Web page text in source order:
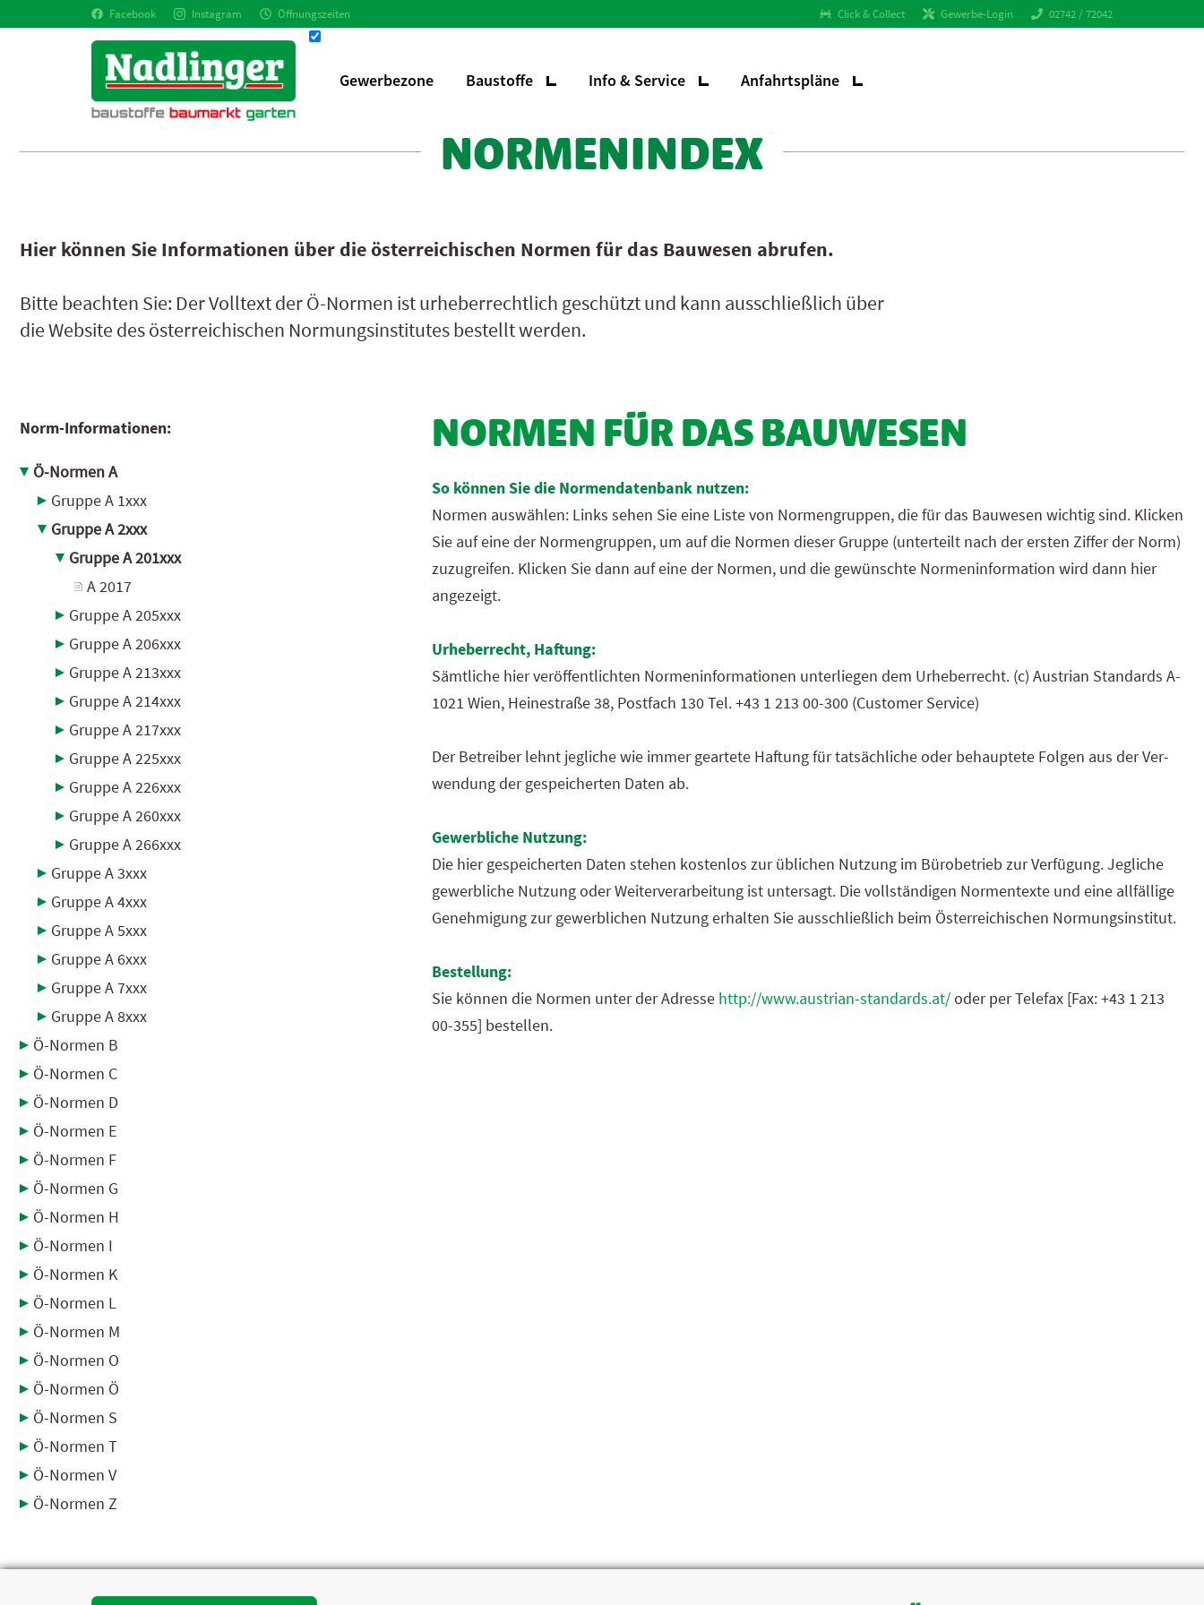
Facebook Instagram Öffnungszeiten Click & Collect Gewerbe-Login 02742 / 72042
Gewerbezone Baustoffe Info & Service Anfahrtspläne
NORMEN­­INDEX
Hier können Sie Informationen über die österreichischen Normen für das Bauwesen abrufen.
Bitte beachten Sie: Der Volltext der Ö-Normen ist urheberrechtlich geschützt und kann ausschließlich über
die Website des österreichischen Normungsinstitutes bestellt werden.
Norm-Informationen:
Ö-Normen A
Gruppe A 1xxx
Gruppe A 2xxx
Gruppe A 201xxx
A 2017
Gruppe A 205xxx
Gruppe A 206xxx
Gruppe A 213xxx
Gruppe A 214xxx
Gruppe A 217xxx
Gruppe A 225xxx
Gruppe A 226xxx
Gruppe A 260xxx
Gruppe A 266xxx
Gruppe A 3xxx
Gruppe A 4xxx
Gruppe A 5xxx
Gruppe A 6xxx
Gruppe A 7xxx
Gruppe A 8xxx
Ö-Normen B
Ö-Normen C
Ö-Normen D
Ö-Normen E
Ö-Normen F
Ö-Normen G
Ö-Normen H
Ö-Normen I
Ö-Normen K
Ö-Normen L
Ö-Normen M
Ö-Normen O
Ö-Normen Ö
Ö-Normen S
Ö-Normen T
Ö-Normen V
Ö-Normen Z
NORMEN FÜR DAS BAUWESEN
So können Siedie Normen­daten­bank nutzen:
Normen auswählen: Linkssehen Sieeine Liste von Normen­gruppen, die für das Bau­wesen wichtig sind. Klicken
Sie auf eine der Normen­gruppen, um auf die Normen dieser Gruppe (unter­teilt nach der ersten Ziffer der Norm)
zuzu­greifen. Klicken Siedann auf eine der Normen, und die gewünschte Normen­information wird dann hier
angezeigt.
Urheberrecht, Haftung:
Sämtliche hier veröffent­lichten Normen­informationen unterliegen dem Urheber­recht. (c) Austrian Standards A-
1021 Wien, Heine­straße 38, Postfach 130 Tel. +43 1 213 00-300 (Customer Service)
Der Betreiber lehnt jegliche wie immer geartete Haftung für tatsächliche oder behauptete Folgen aus der Ver­
wendung der ge­speicherten Daten ab.
Gewerbliche Nutzung:
Die hier gespeicherten Daten stehen kostenlos zur üblichen Nutzung im Büro­betrieb zur Verfügung. Jegliche
gewerbliche Nutzung oder Weiter­verarbeitung ist untersagt. Die voll­ständigen Normen­texte und eine allfällige
Genehmigung zur gewerblichen Nutzungerhalten Sie aus­schließlich beim Öster­reichischen Normungs­institut.
Bestellung:
Sie können die Normen unter der Adresse http://www.austrian-standards.at/oder per Telefax [Fax: +43 1 213
00-355] bestellen.